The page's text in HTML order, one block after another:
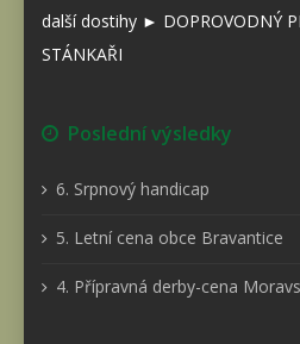
další dostihy ► DOPROVODNÝ
STÁNKAŘI
Poslední výsledky
6. Srpnový handicap
5. Letní cena obce Bravantice
4. Přípravná derby-cena